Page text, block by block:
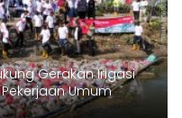
Gerakan Irigasi
Umum